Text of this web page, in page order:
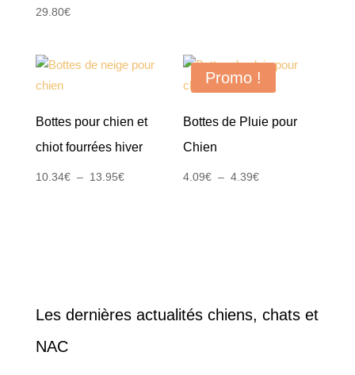
29.80€
Bottes pour chien et
chiot fourrées hiver
10.34€ – 13.95€Plage
Promo !
Bottes de Pluie pour
Chien
4.09€ – 4.39€Plage
Les dernières actualités chiens, chats et
NAC